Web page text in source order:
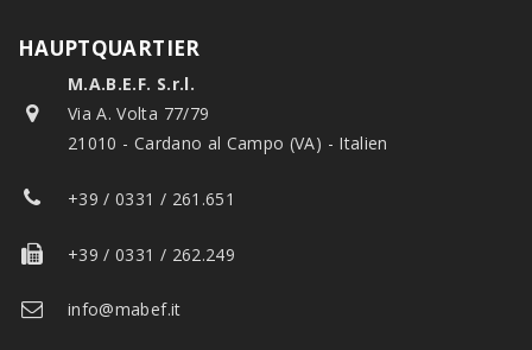
HAUPTQUARTIER
M.A.B.E.F. S.r.l.
Via A. Volta 77/79
21010 - Cardano al Campo (VA) - Italien
+39 / 0331 / 261.651
+39 / 0331 / 262.249
info@mabef.it